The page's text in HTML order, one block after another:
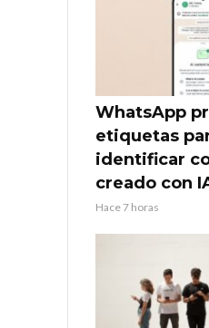
WhatsApp
etiquetas
identificar
creado con
Hace 7 horas